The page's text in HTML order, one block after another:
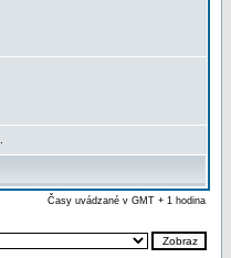
Časy uvádzané v GMT + 1 hodina